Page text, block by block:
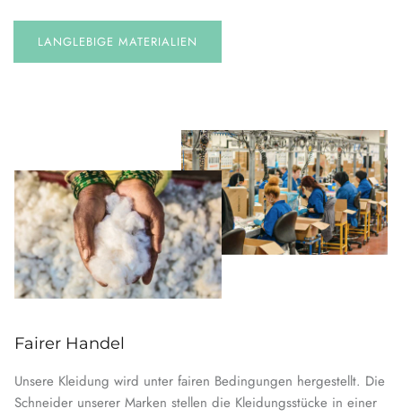
LANGLEBIGE MATERIALIEN
Fairer Handel
Unsere Kleidung wird unter fairen Bedingungen hergestellt. Die
Schneider unserer Marken stellen die Kleidungsstücke in einer